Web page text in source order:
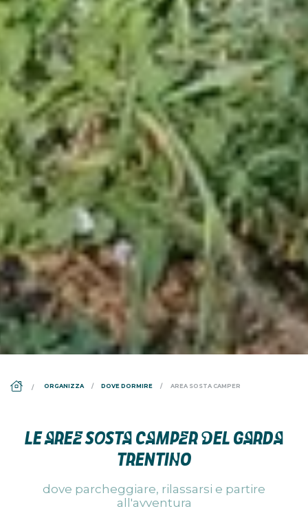
ORGANIZZA DOVE DORMIRE AREA SOSTA CAMPER
LE AREE SOSTA CAMPER DEL GARDA
TRENTINO
dove parcheggiare, rilassarsi e partire
all'avventura